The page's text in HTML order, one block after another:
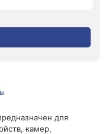
для
камер,